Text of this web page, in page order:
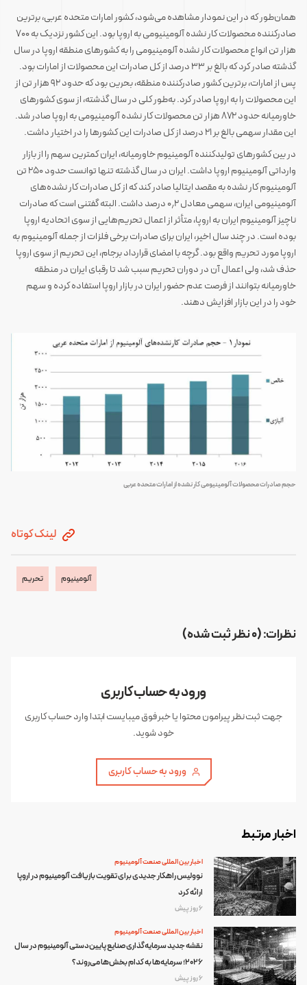
همان‌طور که در این نمودار مشاهده می‌شود، کشور امارات متحده عربی، برترین
صادرکننده محصولات کار نشده آلومینیومی به اروپا بود. این کشور نزدیک به ۷۰۰
هزار تن انواع محصولات کار نشده آلومینیومی را به کشورهای منطقه اروپا در سال
گذشته صادر کرد که بالغ بر ۳۳ درصد از کل صادرات این محصولات از امارات بود.
پس از امارات، برترین کشور صادرکننده منطقه، بحرین بود که حدود ۹۲ هزار تن از
این محصولات را به اروپا صادر کرد. به‌طور کلی در سال گذشته، از سوی کشورهای
خاورمیانه حدود ۸۷۲ هزار تن محصولات کار نشده آلومینیومی به اروپا صادر شد.
این مقدار سهمی بالغ بر ۲۱ درصد از کل صادرات این کشورها را در اختیار داشت.
در بین کشورهای تولیدکننده آلومینیوم خاورمیانه، ایران کمترین سهم را از بازار
وارداتی آلومینیوم اروپا داشت. ایران در سال گذشته تنها توانست حدود ۲۵۰ تن
آلومینیوم کار نشده به مقصد ایتالیا صادر کند که از کل صادرات کار نشده‌های
آلومینیومی ایران، سهمی معادل ۰٫۲ درصد داشت. البته گفتنی است که صادرات
ناچیز آلومینیوم ایران به اروپا، متأثر از اعمال تحریم‌هایی از سوی اتحادیه اروپا
بوده است. در چند سال اخیر، ایران برای صادرات برخی فلزات از جمله آلومینیوم به
اروپا مورد تحریم واقع بود. گرچه با امضای قرارداد برجام، این تحریم از سوی اروپا
حذف شد، ولی اعمال آن در دوران تحریم سبب شد تا رقبای ایران در منطقه
خاورمیانه بتوانند از فرصت عدم حضور ایران در بازار اروپا استفاده کرده و سهم
خود را در این بازار افزایش دهند.
حجم صادرات محصولات آلومینیومی کار نشده از امارات متحده عربی
لینک کوتاه
آلومینیوم تحریم
نظرات: (0 نظر ثبت شده)
ورود به حساب کاربری
جهت ثبت نظر پیرامون محتوا یا خبر فوق میبایست ابتدا وارد حساب کاربری
خود شوید.
ورود به حساب کاربری
اخبار مرتبط
اخبار بین المللی صنعت آلومینیوم
نوولیس راهکار جدیدی برای تقویت بازیافت آلومینیوم در اروپا
ارائه کرد
6 روز پیش
اخبار بین المللی صنعت آلومینیوم
نقشه جدید سرمایه‌گذاری صنایع پایین‌دستی آلومینیوم در سال
۲۰۲۶؛ سرمایه‌ها به کدام بخش‌ها می‌روند؟
6 روز پیش